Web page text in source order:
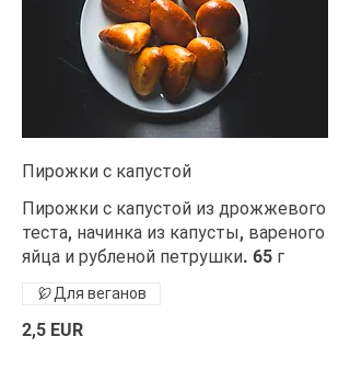
Пирожки с капустой
Пирожки с капустой из дрожжевого
теста, начинка из капусты, вареного
яйца и рубленой петрушки. 65 г
2,5 EUR
Для веганов